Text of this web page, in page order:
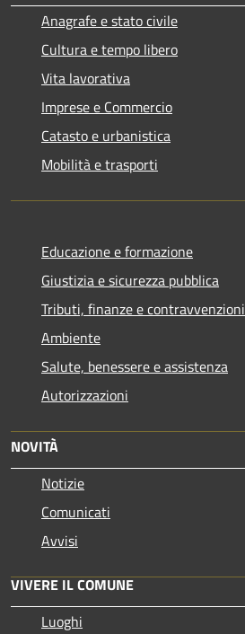
Anagrafe e stato civile
Cultura e tempo libero
Vita lavorativa
Imprese e Commercio
Catasto e urbanistica
Mobilità e trasporti
Educazione e formazione
Giustizia e sicurezza pubblica
Tributi, finanze e contravvenzioni
Ambiente
Salute, benessere e assistenza
Autorizzazioni
NOVITÀ
Notizie
Comunicati
Avvisi
VIVERE IL COMUNE
Luoghi